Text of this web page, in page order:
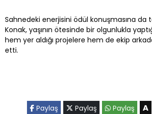
Sahnedeki enerjisini ödül konuşmasına da
Konak, yaşının ötesinde bir olgunlukla
hem yer aldığı projelere hem de ekip
etti.
Paylaş Paylaş Paylaş A